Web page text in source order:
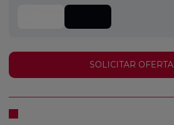
SOLICITAR OFERTA